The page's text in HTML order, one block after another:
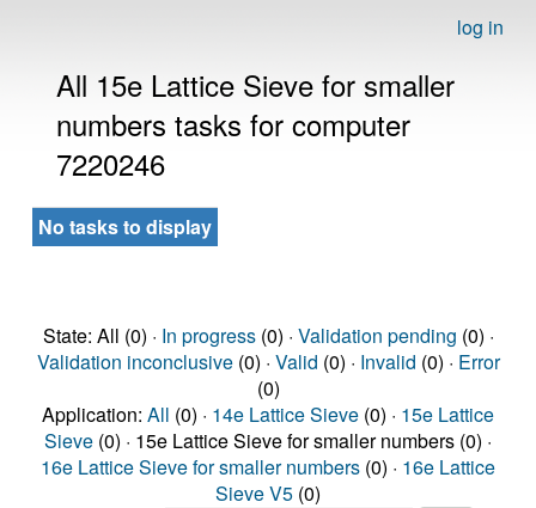
log in
All 15e Lattice Sieve for smaller
numbers tasks for computer
7220246
No tasks to display
State: All (0) · In progress(0) · Validation pending (0) ·
Validation inconclusive(0) · Valid (0) · Invalid (0) · Error
(0)
Application: All (0) · 14e Lattice Sieve (0) · 15e Lattice
Sieve (0) · 15e Lattice Sieve for smaller numbers (0) ·
16e Lattice Sieve for smaller numbers (0) · 16e Lattice
Sieve V5 (0)